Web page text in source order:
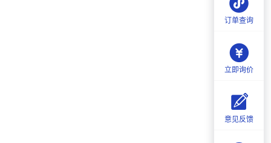
订单查询
立即询价
意见反馈